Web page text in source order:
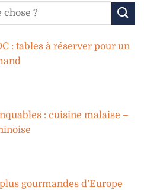
: tables à réserver pour un
: cuisine malaise –
gourmandes d’Europe